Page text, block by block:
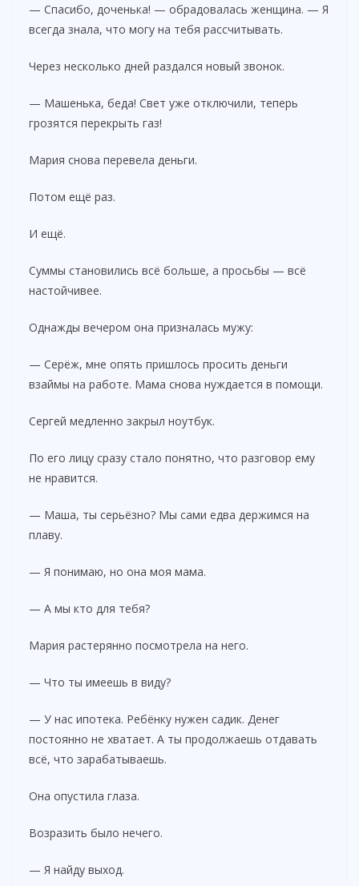
— Спасибо, доченька! — обрадовалась женщина. — Я
всегда знала, что могу на тебя рассчитывать.
Через несколько дней раздался новый звонок.
— Машенька, беда! Свет уже отключили, теперь
грозятся перекрыть газ!
Мария снова перевела деньги.
Потом ещё раз.
И ещё.
Суммы становились всё больше, а просьбы — всё
настойчивее.
Однажды вечером она призналась мужу:
— Серёж, мне опять пришлось просить деньги
взаймы на работе. Мама снова нуждается в помощи.
Сергей медленно закрыл ноутбук.
По его лицу сразу стало понятно, что разговор ему
не нравится.
— Маша, ты серьёзно? Мы сами едва держимся на
плаву.
— Я понимаю, но она моя мама.
— А мы кто для тебя?
Мария растерянно посмотрела на него.
— Что ты имеешь в виду?
— У нас ипотека. Ребёнку нужен садик. Денег
постоянно не хватает. А ты продолжаешь отдавать
всё, что зарабатываешь.
Она опустила глаза.
Возразить было нечего.
— Я найду выход.